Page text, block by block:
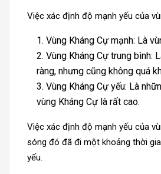
Việc xác định độ mạnh yếu của
Vùng Kháng Cự mạnh: Là
Vùng Kháng Cự trung bình:
ràng, nhưng cũng không quá
Vùng Kháng Cự yếu: Là
vùng Kháng Cự là rất cao.
Việc xác định độ mạnh yếu của
sóng đó đã đi một khoảng thời
yếu.